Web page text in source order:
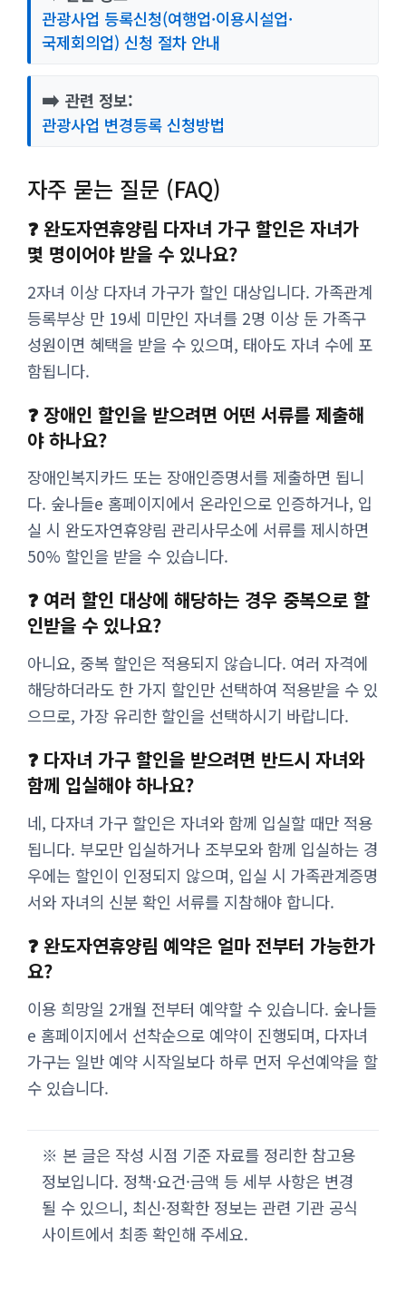
관광사업 등록신청(여행업·이용시설업·
국제회의업) 신청 절차 안내
➡️ 관련 정보:
관광사업 변경등록 신청방법
자주 묻는 질문 (FAQ)
❓ 완도자연휴양림 다자녀 가구 할인은 자녀가
몇 명이어야 받을 수 있나요?
2자녀 이상 다자녀 가구가 할인 대상입니다. 가족관계
등록부상 만 19세 미만인 자녀를 2명 이상 둔 가족구
성원이면 혜택을 받을 수 있으며, 태아도 자녀 수에 포
함됩니다.
❓ 장애인 할인을 받으려면 어떤 서류를 제출해
야 하나요?
장애인복지카드 또는 장애인증명서를 제출하면 됩니
다. 숲나들e 홈페이지에서 온라인으로 인증하거나, 입
실 시 완도자연휴양림 관리사무소에 서류를 제시하면
50% 할인을 받을 수 있습니다.
❓ 여러 할인 대상에 해당하는 경우 중복으로 할
인받을 수 있나요?
아니요, 중복 할인은 적용되지 않습니다. 여러 자격에
해당하더라도 한 가지 할인만 선택하여 적용받을 수 있
으므로, 가장 유리한 할인을 선택하시기 바랍니다.
❓ 다자녀 가구 할인을 받으려면 반드시 자녀와
함께 입실해야 하나요?
네, 다자녀 가구 할인은 자녀와 함께 입실할 때만 적용
됩니다. 부모만 입실하거나 조부모와 함께 입실하는 경
우에는 할인이 인정되지 않으며, 입실 시 가족관계증명
서와 자녀의 신분 확인 서류를 지참해야 합니다.
❓ 완도자연휴양림 예약은 얼마 전부터 가능한가
요?
이용 희망일 2개월 전부터 예약할 수 있습니다. 숲나들
e 홈페이지에서 선착순으로 예약이 진행되며, 다자녀
가구는 일반 예약 시작일보다 하루 먼저 우선예약을 할
수 있습니다.
※ 본 글은 작성 시점 기준 자료를 정리한 참고용
정보입니다. 정책·요건·금액 등 세부 사항은 변경
될 수 있으니, 최신·정확한 정보는 관련 기관 공식
사이트에서 최종 확인해 주세요.